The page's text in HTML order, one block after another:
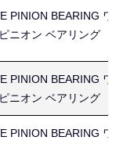
PINION BEARING
ニオン ベアリング
PINION BEARING
ニオン ベアリング
PINION BEARING